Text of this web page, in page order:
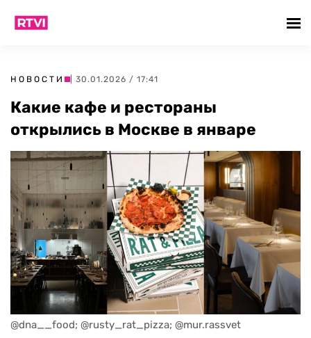
НОВОСТИ | 30.01.2026 / 17:41
Какие кафе и рестораны
открылись в Москве в январе
@dna__food; @rusty_rat_pizza; @mur.rassvet